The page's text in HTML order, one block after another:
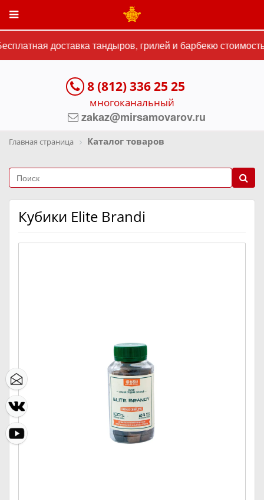
доставка тандыров, грилей и барбекю
8 (812) 336 25 25
многоканальный
zakaz@mirsamovarov.ru
Главная страница Каталог товаров
Кубики Elite Brandi